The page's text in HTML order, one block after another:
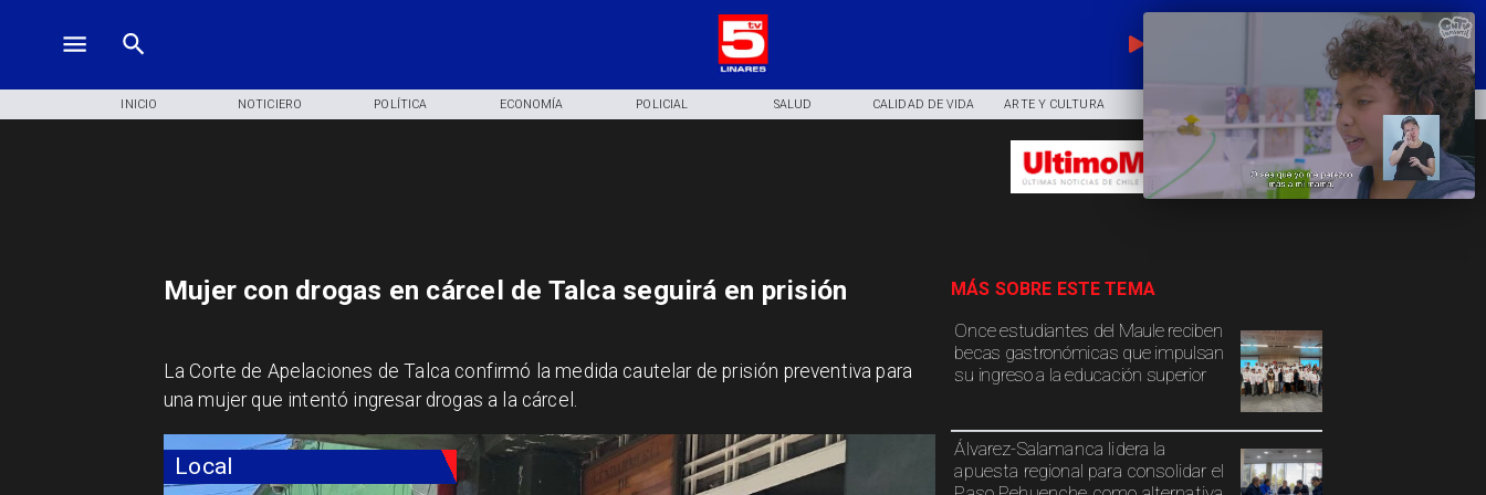
INICIO NOTICIERO POLÍTICA ECONOMÍA POLICIAL SALUD CALIDAD DE VIDA ARTE Y CULTURA DEPORTES
Local
Once estudiantes del Maule reciben
becas gastronómicas que impulsan
su ingreso a la educación superior
Álvarez-Salamanca lidera la
apuesta regional para consolidar el
MÁS SOBRE ESTE TEMA
Mujer con drogas en cárcel de Talca seguirá en prisión
La Corte de Apelaciones de Talca confirmó la medida cautelar de prisión preventiva para
una mujer que intentó ingresar drogas a la cárcel.